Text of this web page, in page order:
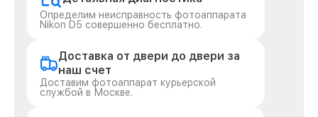
Определим неисправность фотоаппарата
Nikon D5 совершенно бесплатно.
Доставка от двери до двери за
наш счет
Доставим фотоаппарат курьерской
службой в Москве.